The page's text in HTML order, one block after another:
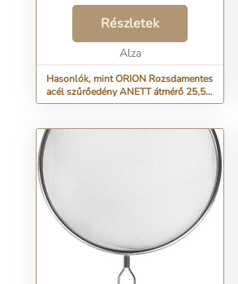
Részletek
Alza
Hasonlók, mint ORION Rozsdamentes
acél szűrőedény ANETT átmérő 25,5
cm